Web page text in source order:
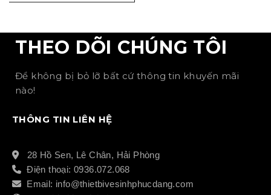
THEO DÕI CHÚNG TÔI
Để không bị bỏ lỡ bất cứ thông tin khuyến mãi
nào!
THÔNG TIN LIÊN HỆ
28 Hồ Sen, Lê Chân, Hải Phòng
Điện thoại: 0936.072.068
Email: info@thietbivesinhphucdang.com